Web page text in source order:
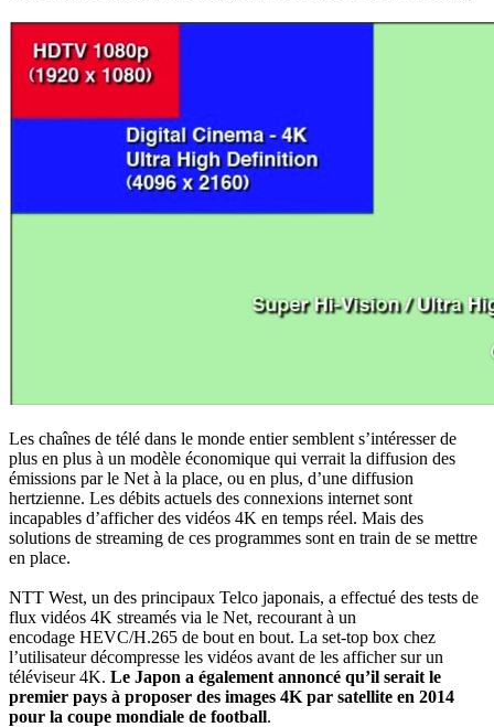
Les chaînes de télé dans le monde entier semblent s’intéresser de
plus en plus à un modèle économique qui verrait la diffusion des
émissions par le Net à la place, ou en plus, d’une diffusion
hertzienne. Les débits actuels des connexions internet sont
incapables d’afficher des vidéos 4K en temps réel. Mais des
solutions de streaming de ces programmes sont en train de se mettre
en place.
NTT West, un des principaux Telco japonais, a effectué des tests de
flux vidéos 4K streamés via le Net, recourant à un
encodage HEVC/H.265 de bout en bout. La set-top box chez
l’utilisateur décompresse les vidéos avant de les afficher sur un
téléviseur 4K. Le Japon a également annoncé qu’il serait le
premier pays à proposer des images 4K par satellite en 2014
pour la coupe mondiale de football.